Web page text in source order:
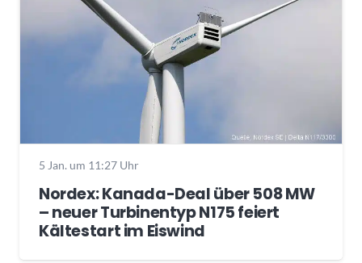
5 Jan. um 11:27 Uhr
Nordex: Kanada-Deal über 508 MW
– neuer Turbinentyp N175 feiert
Kältestart im Eiswind